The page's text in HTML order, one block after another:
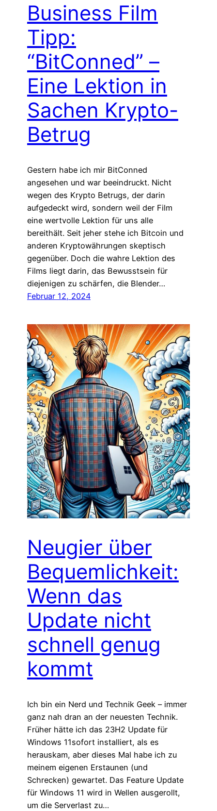
Business Film
Tipp:
“BitConned” –
Eine Lektion in
Sachen Krypto-
Betrug
Gestern habe ich mir BitConned
angesehen und war beeindruckt. Nicht
wegen des Krypto Betrugs, der darin
aufgedeckt wird, sondern weil der Film
eine wertvolle Lektion für uns alle
bereithält. Seit jeher stehe ich Bitcoin und
anderen Kryptowährungen skeptisch
gegenüber. Doch die wahre Lektion des
Films liegt darin, das Bewusstsein für
diejenigen zu schärfen, die Blender…
Februar 12, 2024
Neugier über
Bequemlichkeit:
Wenn das
Update nicht
schnell genug
kommt
Ich bin ein Nerd und Technik Geek – immer
ganz nah dran an der neuesten Technik.
Früher hätte ich das 23H2 Update für
Windows 11sofort installiert, als es
herauskam, aber dieses Mal habe ich zu
meinem eigenen Erstaunen (und
Schrecken) gewartet. Das Feature Update
für Windows 11 wird in Wellen ausgerollt,
um die Serverlast zu…